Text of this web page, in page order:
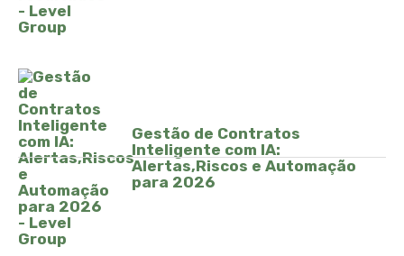
Gestão de Contratos
Inteligente com IA:
Alertas,Riscos e Automação
para 2026